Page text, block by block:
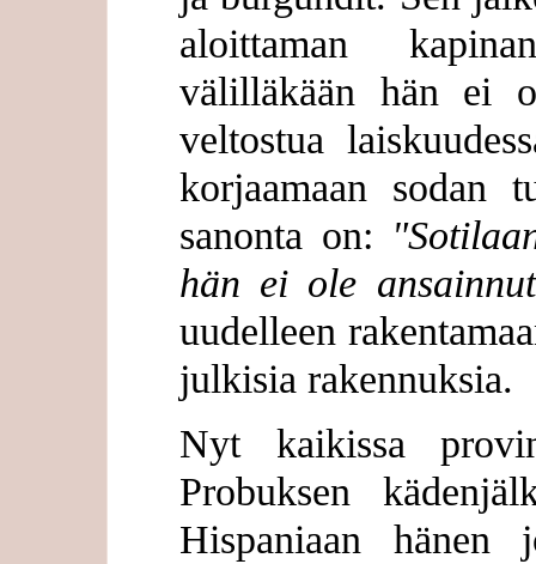
aloittaman
välilläkään hän ei
veltostua
korjaamaan sodan
sanonta on:
hän ei ole
uudelleen
julkisia rakennuksia.
Nyt kaikissa
Probuksen
Hispaniaan hänen